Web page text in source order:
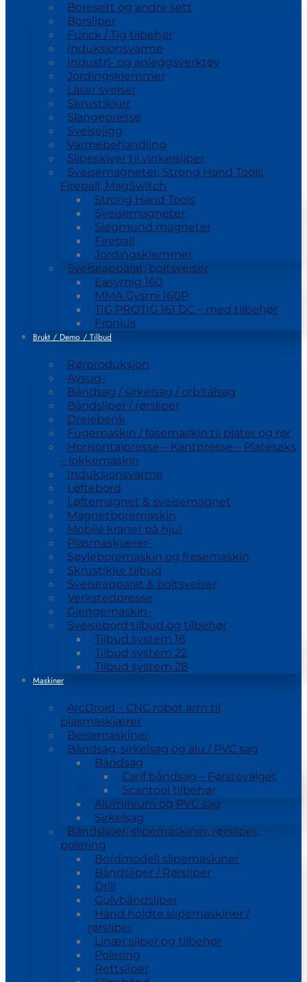
Boresett og andre sett
Borsliper
Furick / Tig tilbehør
Induksjonsvarme
Industri- og anleggsverktøy
Jordingsklemmer
Laser sveiser
Skrustikker
Slangepresse
Sveisejigg
Varmebehandling
Slipeskiver til vinkelsliper
Sveisemagneter, Strong Hand Tools,
Fireball, MagSwitch
Strong Hand Tools
Sveisemagneter
Siegmund magneter
Fireball
Jordingsklemmer
Sveiseapparat, boltsveiser
Easymig 160
MMA Gysmi 160P
TIG PROTIG 161 DC – med tilbehør
Fronius
Brukt / Demo / Tilbud
Rørproduksjon
Avsug-
Båndsag / sirkelsag / orbitalsag
Båndsliper / rørsliper
Dreiebenk
Fugemaskin / fasemaskin til plater og rør
Horisontalpresse – Kantpresse – Platesaks
– lokkemaskin
Induksjonsvarme
Løftebord
Løftemagnet & sveisemagnet
Magnetboremaskin
Mobile kraner på hjul
Plasmaskjærer-
Søyleboremaskin og fresemaskin
Skrustikke tilbud
Sveiseapparat & boltsveiser
Verkstedpresse
Gjengemaskin-
Sveisebord tilbud og tilbehør
Tilbud system 16
Tilbud system 22
Tilbud system 28
Maskiner
ArcDroid – CNC robot arm til
plasmaskjærer
Beisemaskiner
Båndsag, sirkelsag og alu / PVC sag
Båndsag
Carif båndsag – Førstevalget
Scantool tilbehør
Aluminium og PVC sag
Sirkelsag
Båndsliper, slipemaskiner, rørsliper,
polering
Bordmodell slipemaskiner
Båndsliper / Rørsliper
Drill
Gulvbåndsliper
Hånd holdte slipemaskiner /
rørsliper
Linær sliper og tilbehør
Polering
Rettsliper